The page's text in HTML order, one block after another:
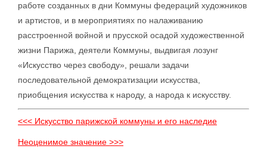
работе созданных в дни Коммуны федераций художников
и артистов, и в мероприятиях по налаживанию
расстроенной войной и прусской осадой художественной
жизни Парижа, деятели Коммуны, выдвигая лозунг
«Искусство через свободу», решали задачи
последовательной демократизации искусства,
приобщения искусства к народу, а народа к искусству.
<<< Искусство парижской коммуны и его наследие
Неоценимое значение >>>